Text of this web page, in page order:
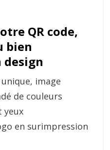
QR code,
bien
design
image
de couleurs
yeux
en surimpression